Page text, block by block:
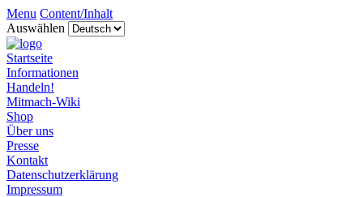
Menu Content/Inhalt
Auswählen
Startseite
Informationen
Handeln!
Mitmach-Wiki
Shop
Über uns
Presse
Kontakt
Datenschutzerklärung
Impressum